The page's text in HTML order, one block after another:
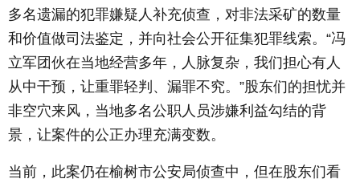
多名遗漏的犯罪嫌疑人补充侦查，对非法采矿的数量
和价值做司法鉴定，并向社会公开征集犯罪线索。“冯
立军团伙在当地经营多年，人脉复杂，我们担心有人
从中干预，让重罪轻判、漏罪不究。”股东们的担忧并
非空穴来风，当地多名公职人员涉嫌利益勾结的背
景，让案件的公正办理充满变数。
当前，此案仍在榆树市公安局侦查中，但在股东们看